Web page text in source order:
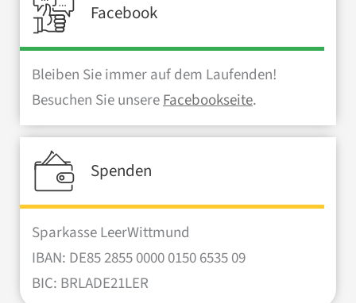
Facebook
Bleiben Sie immer auf dem Laufenden!
Besuchen Sie unsereFacebookseite.
Spenden
Sparkasse LeerWittmund
IBAN: DE85 2855 0000 0150 6535 09
BIC: BRLADE21LER